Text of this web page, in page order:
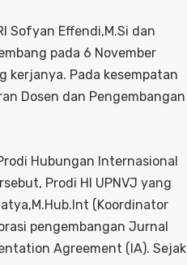
Sofyan Effendi,M.Si dan
pada 6 November
kerjanya. Pada kesempatan
Dosen dan Pengembangan
Hubungan Internasional
Prodi HI UPNVJ yang
(Koordinator
pengembangan Jurnal
Agreement (IA). Sejak